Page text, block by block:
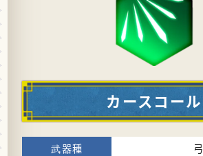
カースコール
弓